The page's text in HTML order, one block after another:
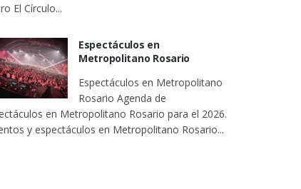
El Círculo...
Espectáculos en
Metropolitano Rosario
Espectáculos en Metropolitano
Rosario Agenda de
en Metropolitano Rosario para el 2026.
y espectáculos en Metropolitano Rosario...